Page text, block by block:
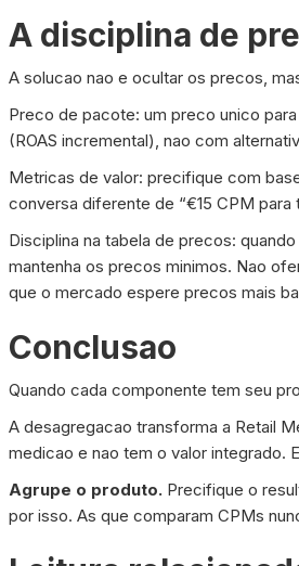
A disciplina de
A solucao nao e ocultar os precos,
Preco de pacote: um preco unico
(ROAS incremental), nao com
Metricas de valor: precifique com
conversa diferente de “€15 CPM para
Disciplina na tabela de precos:
mantenha os precos minimos. Nao
que o mercado espere precos mais
Conclusao
Quando cada componente tem seu
A desagregacao transforma a Retail
medicao e nao tem o valor integrado.
Agrupe o produto. Precifique o
por isso. As que comparam CPMs